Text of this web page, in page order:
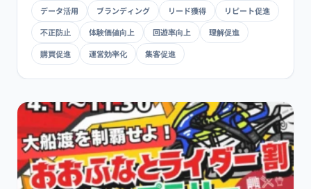
データ活用 ブランディング リード獲得
リピート促進
不正防止
体験価値向上 回遊率向上
理解促進
購買促進
運営効率化 集客促進